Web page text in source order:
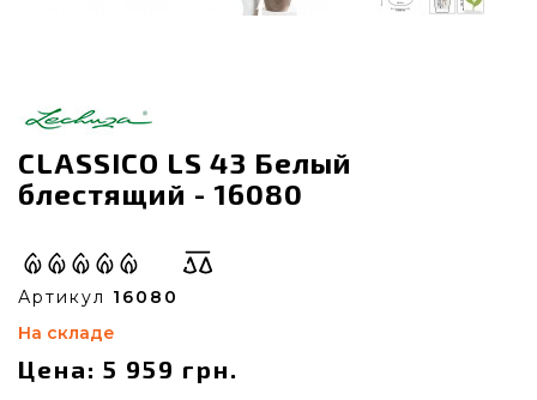
CLASSICO LS 43 Белый
блестящий - 16080
Артикул 16080
На складе
Цена: 5 959 грн.